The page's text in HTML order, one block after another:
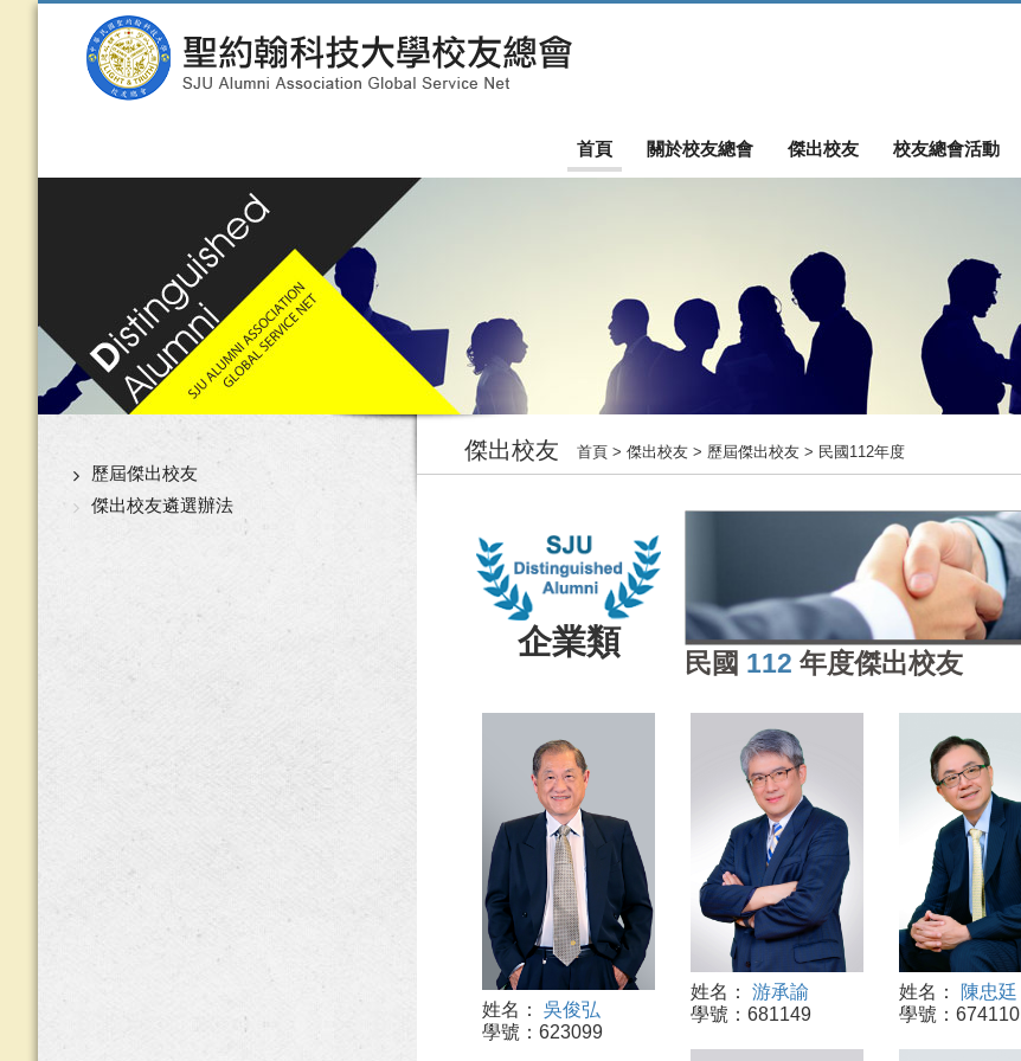
首頁 關於校友總會 傑出校友 校友總會活動
歷屆傑出校友
傑出校友遴選辦法
傑出校友 首頁 > 傑出校友 > 歷屆傑出校友 > 民國112年度
企業類
民國 112 年度傑出校友
姓名：
吳俊弘
學號：623099
姓名：
游承諭
學號：681149
姓名：
陳忠廷
學號：674110